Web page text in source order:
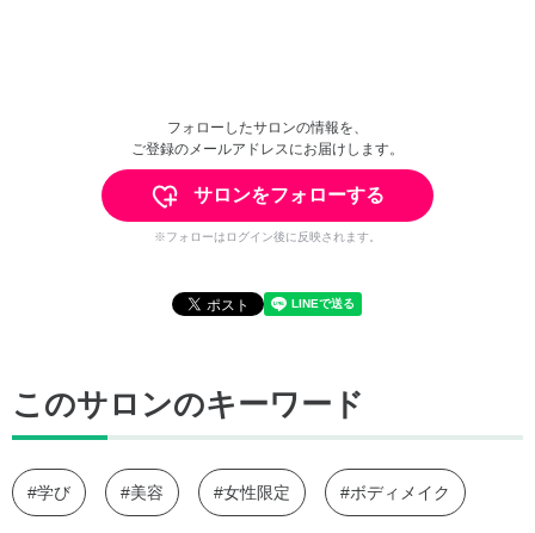
フォローしたサロンの情報を、
ご登録のメールアドレスにお届けします。
サロンをフォローする
※フォローはログイン後に反映されます。
このサロンのキーワード
#学び #美容 #女性限定 #ボディメイク